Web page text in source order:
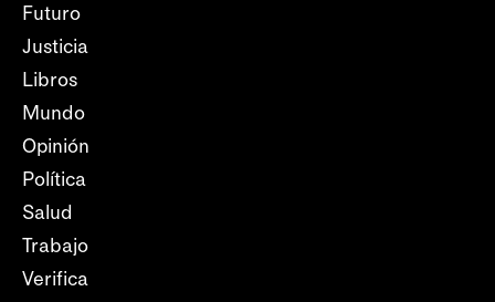
Futuro
Justicia
Libros
Mundo
Opinión
Política
Salud
Trabajo
Verifica